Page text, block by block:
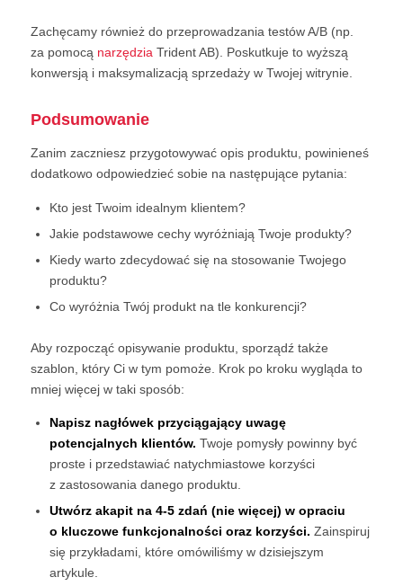
Zachęcamy również do przeprowadzania testów A/B (np.
za pomocą narzędzia Trident AB). Poskutkuje to wyższą
konwersją i maksymalizacją sprzedaży w Twojej witrynie.
Podsumowanie
Zanim zaczniesz przygotowywać opis produktu, powinieneś
dodatkowo odpowiedzieć sobie na następujące pytania:
Kto jest Twoim idealnym klientem?
Jakie podstawowe cechy wyróżniają Twoje produkty?
Kiedy warto zdecydować się na stosowanie Twojego
produktu?
Co wyróżnia Twój produkt na tle konkurencji?
Aby rozpocząć opisywanie produktu, sporządź także
szablon, który Ci w tym pomoże. Krok po kroku wygląda to
mniej więcej w taki sposób:
Napisz nagłówek przyciągający uwagę
potencjalnych klientów. Twoje pomysły powinny być
proste i przedstawiać natychmiastowe korzyści
z zastosowania danego produktu.
Utwórz akapit na 4-5 zdań (nie więcej) w opraciu
o kluczowe funkcjonalności oraz korzyści. Zainspiruj
się przykładami, które omówiliśmy w dzisiejszym
artykule.